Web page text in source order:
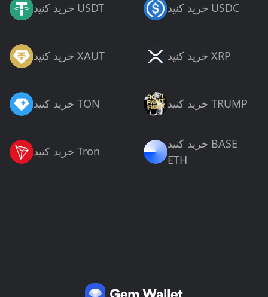
خرید کنید USDT خرید کنید USDC
خرید کنید XAUT خرید کنید XRP
خرید کنید TON خرید کنید TRUMP
خرید کنید Tron
خرید کنید BASE
ETH